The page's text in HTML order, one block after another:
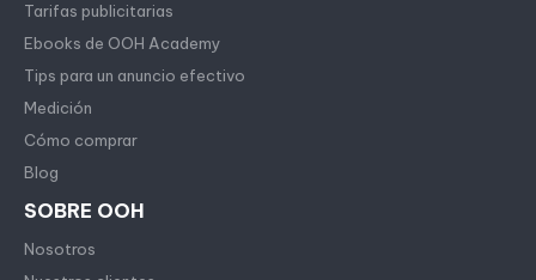
Tarifas publicitarias
Ebooks de OOH Academy
Tips para un anuncio efectivo
Medición
Cómo comprar
Blog
SOBRE OOH
Nosotros